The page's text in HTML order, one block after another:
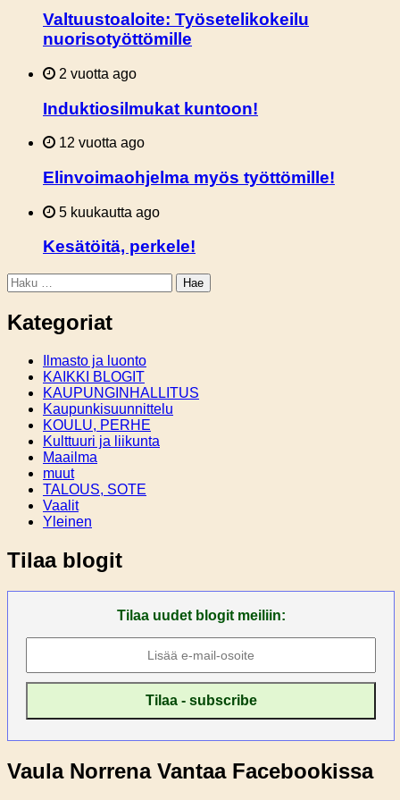
Valtuustoaloite: Työsetelikokeilu
nuorisotyöttömille
2 vuotta ago
Induktiosilmukat kuntoon!
12 vuotta ago
Elinvoimaohjelma myös työttömille!
5 kuukautta ago
Kesätöitä, perkele!
Haku:
Kategoriat
Ilmasto ja luonto
KAIKKI BLOGIT
KAUPUNGINHALLITUS
Kaupunkisuunnittelu
KOULU, PERHE
Kulttuuri ja liikunta
Maailma
muut
TALOUS, SOTE
Vaalit
Yleinen
Tilaa blogit
Tilaa uudet blogit meiliin:
Vaula Norrena Vantaa Facebookissa